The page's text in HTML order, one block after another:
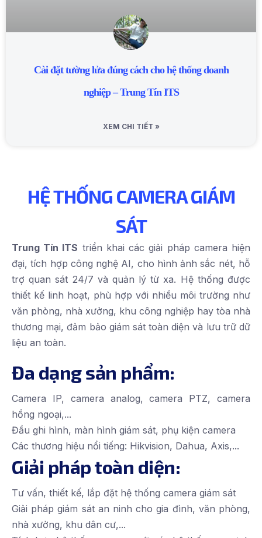
Cài đặt tường lửa đúng cách cho hệ thống doanh
nghiệp – Trung Tín ITS
XEM CHI TIẾT »
HỆ THỐNG CAMERA GIÁM
SÁT
Trung Tín ITS triển khai các giải pháp camera hiện
đại, tích hợp công nghệ AI, cho hình ảnh sắc nét, hỗ
trợ quan sát 24/7 và quản lý từ xa. Hệ thống được
thiết kế linh hoạt, phù hợp với nhiều môi trường như
văn phòng, nhà xưởng, khu công nghiệp hay tòa nhà
thương mại, đảm bảo giám sát toàn diện và lưu trữ dữ
liệu an toàn.
Đa dạng sản phẩm:
Camera IP, camera analog, camera PTZ, camera
hồng ngoại,...
Đầu ghi hình, màn hình giám sát, phụ kiện camera
Các thương hiệu nổi tiếng: Hikvision, Dahua, Axis,...
Giải pháp toàn diện:
Tư vấn, thiết kế, lắp đặt hệ thống camera giám sát
Giải pháp giám sát an ninh cho gia đình, văn phòng,
nhà xưởng, khu dân cư,...